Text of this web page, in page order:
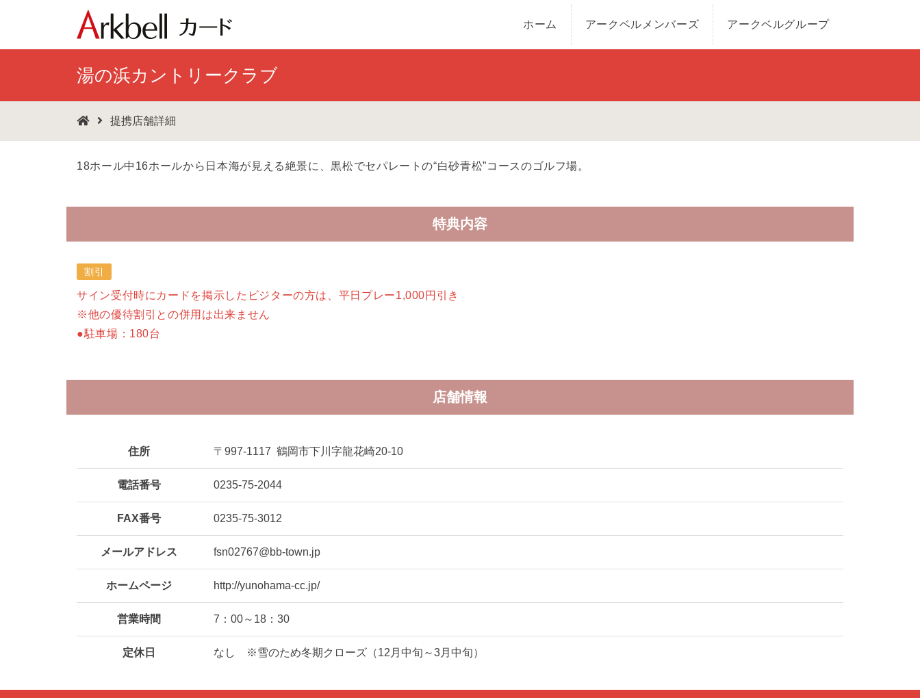
ホーム アークベルメンバーズ アークベルグループ
湯の浜カントリークラブ
提携店舗詳細
18ホール中16ホールから日本海が見える絶景に、黒松でセパレートの“白砂青松”コースのゴルフ場。
特典内容
割引
サイン受付時にカードを掲示したビジターの方は、平日プレー1,000円引き
※他の優待割引との併用は出来ません
●駐車場：180台
店舗情報
住所 〒997-1117 鶴岡市下川字龍花崎20-10
電話番号 0235-75-2044
FAX番号 0235-75-3012
メールアドレス fsn02767@bb-town.jp
ホームページ http://yunohama-cc.jp/
営業時間 7：00～18：30
定休日 なし ※雪のため冬期クローズ（12月中旬～3月中旬）